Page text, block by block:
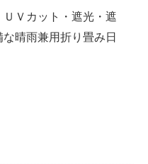
Ｖカット・遮光・遮
晴雨兼用折り畳み日